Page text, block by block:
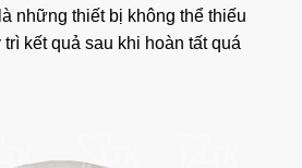
những thiết bị không thể thiếu
kết quả sau khi hoàn tất quá